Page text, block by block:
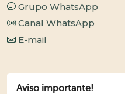
Grupo WhatsApp
Canal WhatsApp
E-mail
Aviso importante!